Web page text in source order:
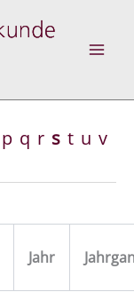
p q r s t u v
Jahr